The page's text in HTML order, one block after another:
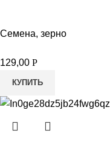
Семена, зерно
129,00 Р
КУПИТЬ